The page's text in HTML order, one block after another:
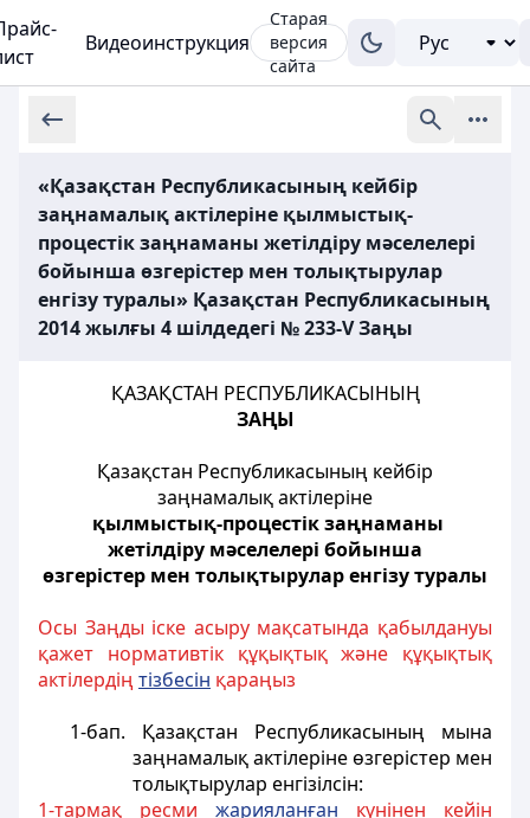
Видеоинструкция
Старая
версия
сайта
«Қазақстан Республикасының кейбір
заңнамалық актілеріне қылмыстық-
процестік заңнаманы жетілдіру мәселелері
бойынша өзгерістер мен толықтырулар
енгізу туралы» Қазақстан Республикасының
2014 жылғы 4 шілдедегі № 233-V Заңы
ҚАЗАҚСТАН РЕСПУБЛИКАСЫНЫҢ
ЗАҢЫ
Қазақстан Республикасының кейбір
заңнамалық актілеріне
қылмыстық-процестік заңнаманы
жетілдіру мәселелері бойынша
өзгерістер мен толықтырулар енгізу туралы
Осы Заңды іске асыру мақсатында қабылдануы
қажет нормативтік құқықтық және құқықтық
актілердің тізбесін қараңыз
1-бап. Қазақстан Республикасының мына
заңнамалық актілеріне өзгерістер мен
толықтырулар енгізілсін:
1-тармақ ресми жарияланған күнінен кейін